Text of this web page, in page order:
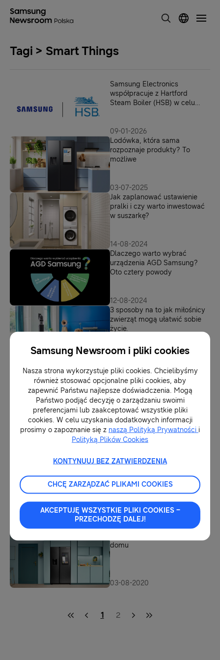
Tagi > Smart Things
Samsung Electronics
współpracuje z Hartford
Steam Boiler (HSB) w celu
09-01-2026
Lodówka, która sama
rozpoznaje produkty? To
możliwe
03-07-2025
Jak zaplanować ustawienie
pralki i czy warto inwestować
w suszarkę?
14-08-2024
Dlaczego warto wybrać
urządzenia AGD Samsung?
Oto cztery powody
12-08-2024
3 sposoby na to jak miłośnicy
zwierząt mogą ułatwić sobie
życie.
19-07-2023
Najnowszy i najmocniejszy
odkurzacz bezprzewodowy
Samsung – Bespoke Jet™ AI
21-06-2023
Samsung prezentuje
technologie, które zapewniają
konsumentom jednocześnie
zrównoważone jutro.
Letnie pranie firanek: ręcznie
czy w pralce?
02-06-2023
domu
03-08-2020
1 2
Samsung Newsroom i pliki cookies
Nasza strona wykorzystuje pliki cookies. Chcielibyśmy
również stosować opcjonalne pliki cookies, aby
zapewnić Państwu najlepsze doświadczenia. Mogą
Państwo podjąć decyzję o zarządzaniu swoimi
preferencjami lub zaakceptować wszystkie pliki
cookies. W celu uzyskania dodatkowych informacji
prosimy o zapoznanie się z naszą Polityką Prywatności i
Polityką Plików Cookies
KONTYNUUJ BEZ ZATWIERDZENIA
CHCĘ ZARZĄDZAĆ PLIKAMI COOKIES
AKCEPTUJĘ WSZYSTKIE PLIKI COOKIES –
PRZECHODZĘ DALEJ!